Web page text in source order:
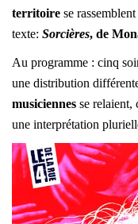
territoire se
texte: Sorcières, de
Au programme : cinq
une distribution
musiciennes se relaient,
une interprétation